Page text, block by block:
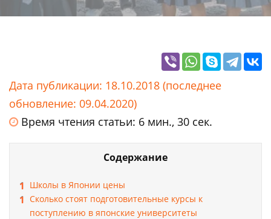
Дата публикации: 18.10.2018 (последнее
обновление: 09.04.2020)
Время чтения статьи: 6 мин., 30 сек.
Содержание
Школы в Японии цены
Сколько стоят подготовительные курсы к
поступлению в японские университеты